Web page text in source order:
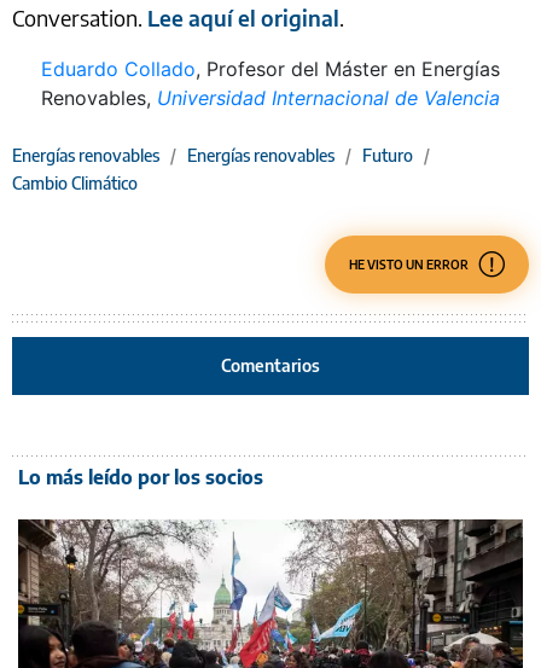
Conversation. Lee aquí el original.
Eduardo Collado, Profesor del Máster en Energías
Renovables, Universidad Internacional de Valencia
Energías renovables / Energías renovables / Futuro /
Cambio Climático
HE VISTO UN ERROR
Comentarios
Lo más leído por los socios